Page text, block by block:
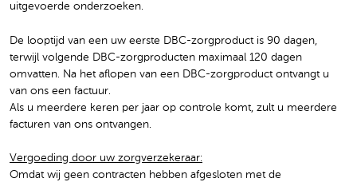
uitgevoerde onderzoeken.
De looptijd van een uw eerste DBC-zorgproduct is 90 dagen,
terwijl volgende DBC-zorgproducten maximaal 120 dagen
omvatten. Na het aflopen van een DBC-zorgproduct ontvangt u
van ons een factuur.
Als u meerdere keren per jaar op controle komt, zult u meerdere
facturen van ons ontvangen.
Vergoeding door uw zorgverzekeraar:
Omdat wij geen contracten hebben afgesloten met de